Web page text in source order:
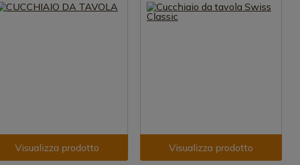
Visualizza prodotto Visualizza prodotto